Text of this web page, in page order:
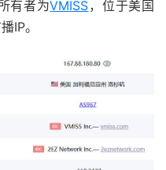
有者为VMISS，位于美国
IP。